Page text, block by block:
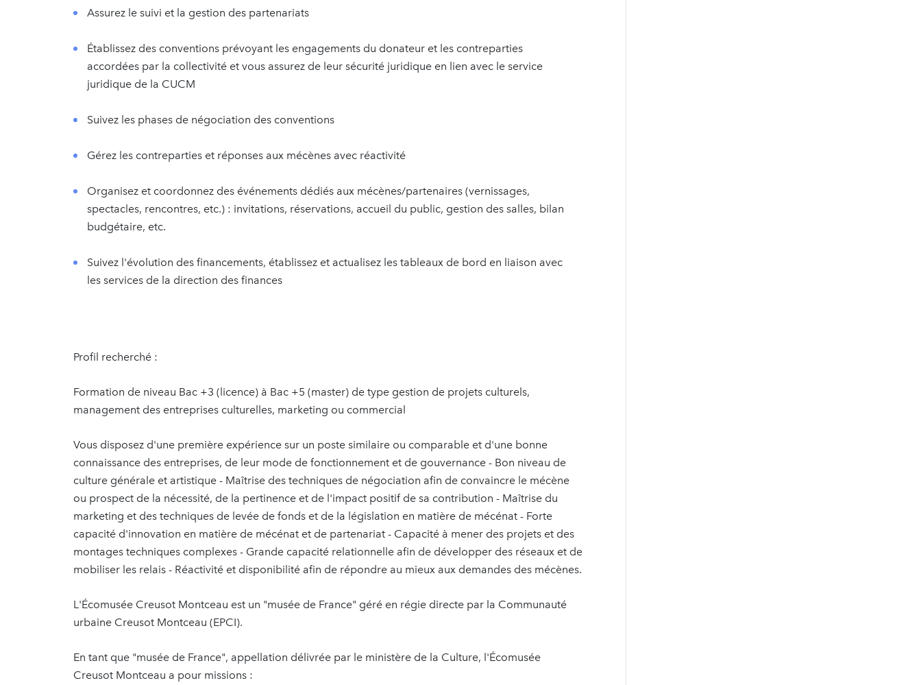
Assurez le suivi et la gestion des partenariats
Établissez des conventions prévoyant les engagements du donateur et les contreparties
accordées par la collectivité et vous assurez de leur sécurité juridique en lien avec le service
juridique de la CUCM
Suivez les phases de négociation des conventions
Gérez les contreparties et réponses aux mécènes avec réactivité
Organisez et coordonnez des événements dédiés aux mécènes/partenaires (vernissages,
spectacles, rencontres, etc.) : invitations, réservations, accueil du public, gestion des salles, bilan
budgétaire, etc.
Suivez l'évolution des financements, établissez et actualisez les tableaux de bord en liaison avec
les services de la direction des finances
Profil recherché :
Formation de niveau Bac +3 (licence) à Bac +5 (master) de type gestion de projets culturels,
management des entreprises culturelles, marketing ou commercial
Vous disposez d'une première expérience sur un poste similaire ou comparable et d'une bonne
connaissance des entreprises, de leur mode de fonctionnement et de gouvernance - Bon niveau de
culture générale et artistique - Maîtrise des techniques de négociation afin de convaincre le mécène
ou prospect de la nécessité, de la pertinence et de l'impact positif de sa contribution - Maîtrise du
marketing et des techniques de levée de fonds et de la législation en matière de mécénat - Forte
capacité d'innovation en matière de mécénat et de partenariat - Capacité à mener des projets et des
montages techniques complexes - Grande capacité relationnelle afin de développer des réseaux et de
mobiliser les relais - Réactivité et disponibilité afin de répondre au mieux aux demandes des mécènes.
L'Écomusée Creusot Montceau est un "musée de France" géré en régie directe par la Communauté
urbaine Creusot Montceau (EPCI).
En tant que "musée de France", appellation délivrée par le ministère de la Culture, l'Écomusée
Creusot Montceau a pour missions :